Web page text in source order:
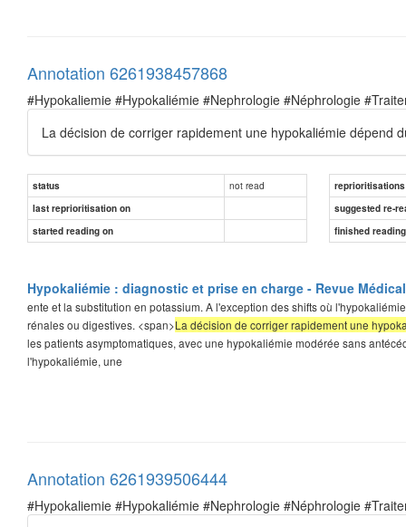
Annotation 6261938457868
#Hypokaliemie #Hypokaliémie #Nephrologie #Néphrologie
La décision de corriger rapidement une hypokaliémie dépend
status not read
reprioritisations
last reprioritisation on
suggested re-
started reading on
finished
Hypokaliémie : diagnostic et prise en charge - Revue
ente et la substitution en potassium. A l'exception des shifts où
rénales ou digestives. <span>La décision de corriger rapidement une
les patients asymptomatiques, avec une hypokaliémie modérée sans
l'hypokaliémie, une
Annotation 6261939506444
#Hypokaliemie #Hypokaliémie #Nephrologie #Néphrologie